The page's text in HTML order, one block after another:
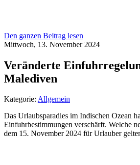
Den ganzen Beitrag lesen
Mittwoch, 13. November 2024
Veränderte
Malediven
Kategorie: Allgemein
Das Urlaubsparadies im Indischen Ozean
Einfuhrbestimmungen verschärft. Welche
dem 15. November 2024 für Urlauber